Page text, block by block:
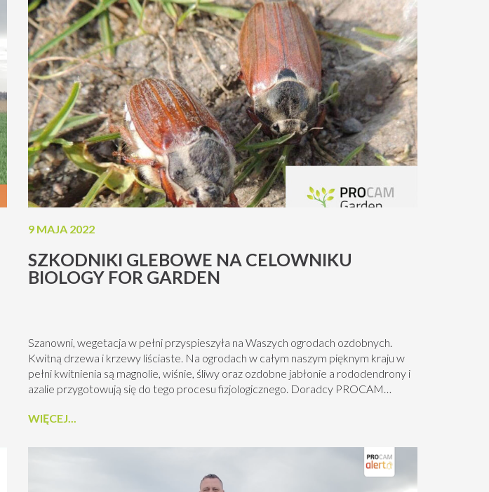
9 MAJA 2022
SZKODNIKI GLEBOWE NA CELOWNIKU
BIOLOGY FOR GARDEN
Szanowni, wegetacja w pełni przyspieszyła na Waszych ogrodach ozdobnych.
Kwitną drzewa i krzewy liściaste. Na ogrodach w całym naszym pięknym kraju w
pełni kwitnienia są magnolie, wiśnie, śliwy oraz ozdobne jabłonie a rododendrony i
azalie przygotowują się do tego procesu fizjologicznego. Doradcy PROCAM
Szczególnie groźne w tym okresie są żerujące pędraki...
WIĘCEJ...